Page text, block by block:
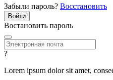
Забыли пароль? Восстановить
Востановить пароль
?
Lorem ipsum dolor sit amet,